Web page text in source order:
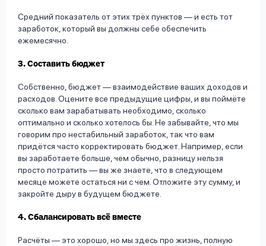
Средний показатель от этих трёх пунктов — и есть тот
заработок, который вы должны себе обеспечить
ежемесячно.
3. Составить бюджет
Собственно, бюджет — взаимодействие ваших доходов и
расходов. Оцените все предыдущие цифры, и вы поймёте
сколько вам зарабатывать необходимо, сколько
оптимально и сколько хотелось бы. Не забывайте, что мы
говорим про нестабильный заработок, так что вам
придётся часто корректировать бюджет. Например, если
вы заработаете больше, чем обычно, разницу нельзя
просто потратить — вы же знаете, что в следующем
месяце можете остаться ни с чем. Отложите эту сумму, и
закройте дыру в будущем бюджете.
4. Сбалансировать всё вместе
Расчёты — это хорошо, но мы здесь про жизнь, полную